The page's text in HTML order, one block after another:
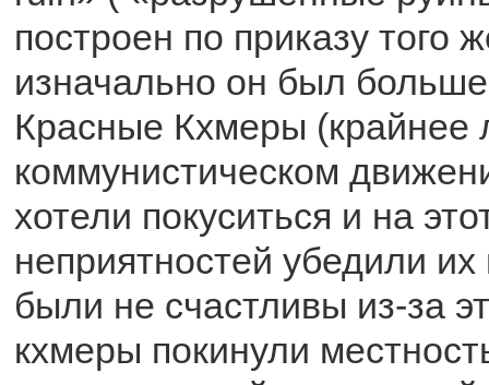
построен по приказу того
изначально он был
Красные Кхмеры (крайнее
коммунистическом
хотели покуситься и на
неприятностей убедили
были не счастливы из-за
кхмеры покинули